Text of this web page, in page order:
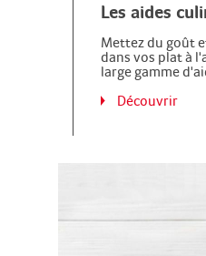
Les aides
Mettez du goût
dans vos plat à
large gamme
Découvrir